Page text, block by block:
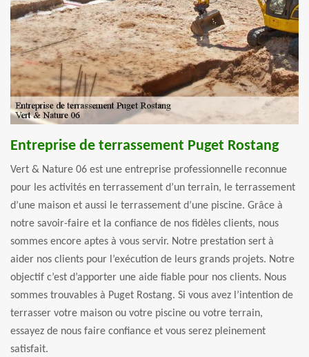
Entreprise de terrassement Puget Rostang
Vert & Nature 06 est une entreprise professionnelle reconnue
pour les activités en terrassement d’un terrain, le terrassement
d’une maison et aussi le terrassement d’une piscine. Grâce à
notre savoir-faire et la confiance de nos fidèles clients, nous
sommes encore aptes à vous servir. Notre prestation sert à
aider nos clients pour l’exécution de leurs grands projets. Notre
objectif c’est d’apporter une aide fiable pour nos clients. Nous
sommes trouvables à Puget Rostang. Si vous avez l’intention de
terrasser votre maison ou votre piscine ou votre terrain,
essayez de nous faire confiance et vous serez pleinement
satisfait.